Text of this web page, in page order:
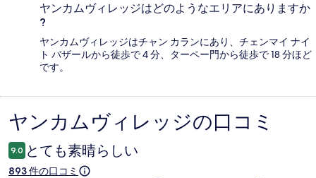
ヤンカムヴィレッジはどのようなエリアにありますか
?
ヤンカムヴィレッジはチャン カランにあり、チェンマイ ナイ
ト バザールから徒歩で 4 分、ターペー門から徒歩で 18 分ほど
です。
口
コ
ミ
ヤンカムヴィレッジの口コミ
9.0 とても素晴らしい
893 件の口コミ